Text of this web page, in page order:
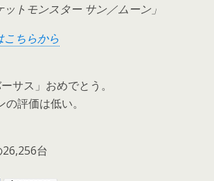
トモンスター サン／ムーン」
こちらから
サス」おめでとう。
評価は低い。
台